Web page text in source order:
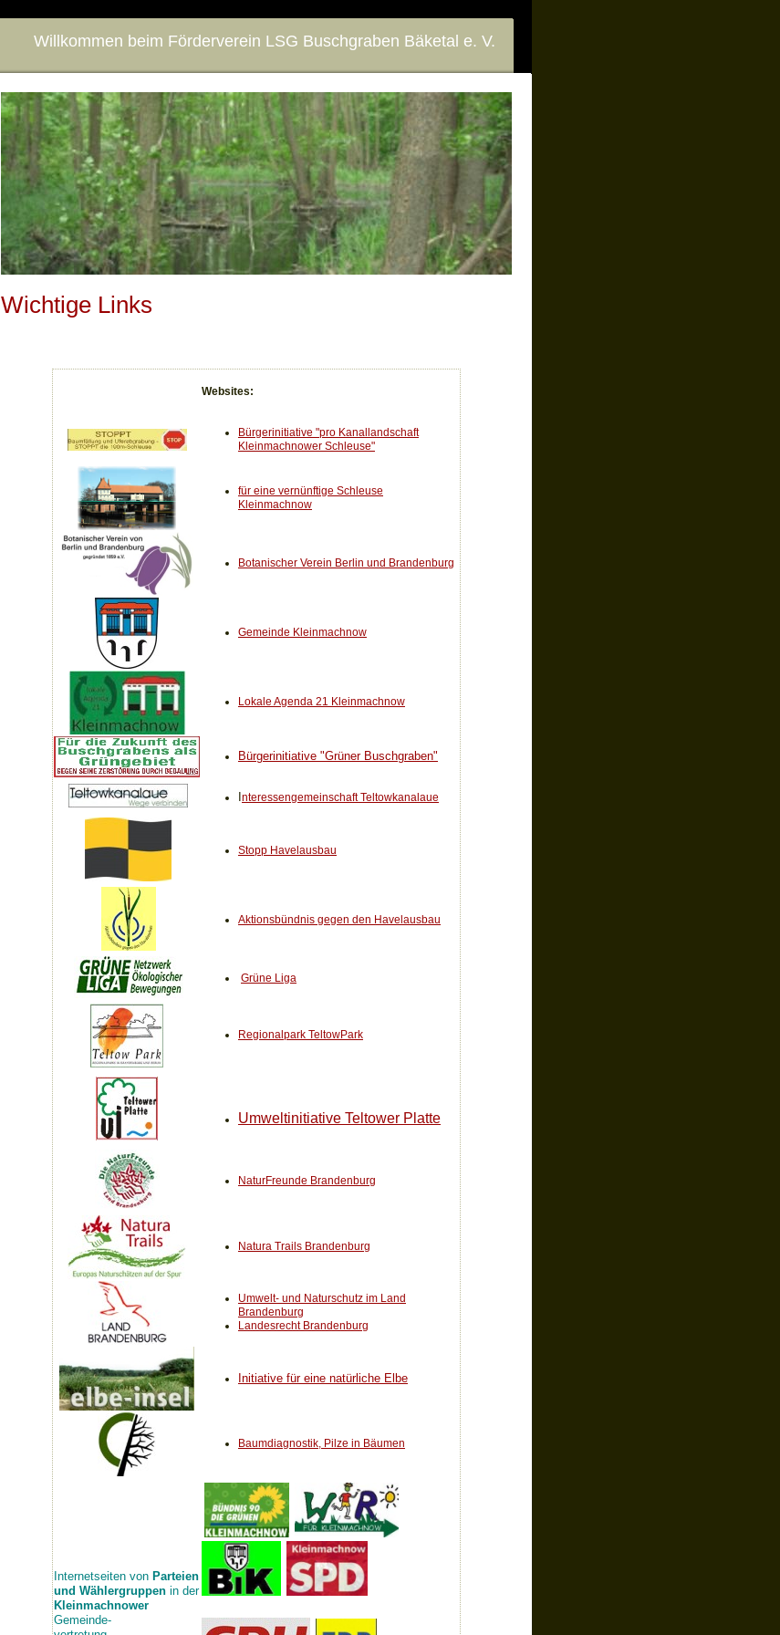
Willkommen beim Förderverein LSG Buschgraben Bäketal e. V.
Wichtige Links
Websites:
Bürgerinitiative "pro Kanallandschaft
Kleinmachnower Schleuse"
für eine vernünftige Schleuse
Kleinmachnow
Botanischer Verein Berlin und Brandenburg
Gemeinde Kleinmachnow
Lokale Agenda 21 Kleinmachnow
Bürgerinitiative "Grüner Buschgraben"
nteressengemeinschaft Teltowkanalaue
Stopp Havelausbau
Aktionsbündnis gegen den Havelausbau
Grüne Liga
Regionalpark TeltowPark
Umweltinitiative Teltower Platte
NaturFreunde Brandenburg
Natura Trails Brandenburg
Umwelt- und Naturschutz im Land
Brandenburg
Landesrecht Brandenburg
Initiative für eine natürliche Elbe
Baumdiagnostik, Pilze in Bäumen
Internetseiten von Parteien
und Wählergruppen in der
Kleinmachnower
Gemeinde-